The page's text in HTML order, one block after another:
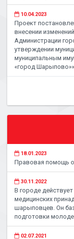
10.04.2023
Проект
внесении
Администрации
утверждении
муниципальным
«город
18.01.2023
Правовая помощь
30.11.2022
В городе
медицинских
шарыповцев. Он
подготовки
02.07.2021